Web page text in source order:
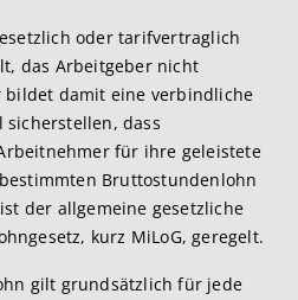
oder tarifvertraglich
das Arbeitgeber nicht
damit eine verbindliche
sicherstellen, dass
für ihre geleistete
Bruttostundenlohn
der allgemeine gesetzliche
kurz MiLoG, geregelt.
gilt grundsätzlich für jede